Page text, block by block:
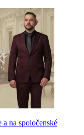
na spoločenské